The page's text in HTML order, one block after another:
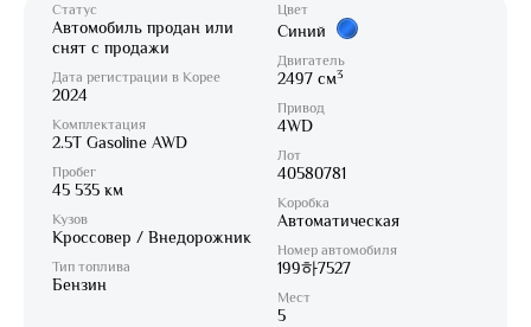
Статус
Автомобиль продан или
снят с продажи
Дата регистрации в Корее
2024
Комплектация
2.5T Gasoline AWD
Пробег
45 535 км
Кузов
Кроссовер / Внедорожник
Тип топлива
Бензин
Цвет
Синий
Двигатель
2497 см3
Привод
4WD
Лот
40580781
Коробка
Автоматическая
Номер автомобиля
199하7527
Мест
5